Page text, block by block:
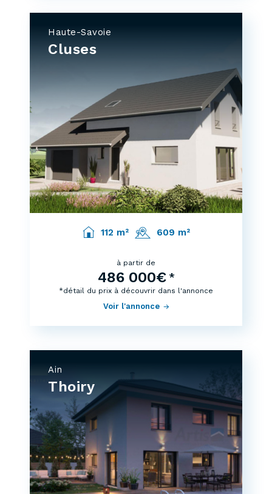
Haute-Savoie
Cluses
112 m² 609 m²
à partir de
486 000€ *
Voir l'annonce
*détail du prix à découvrir dans l'annonce
Ain
Thoiry